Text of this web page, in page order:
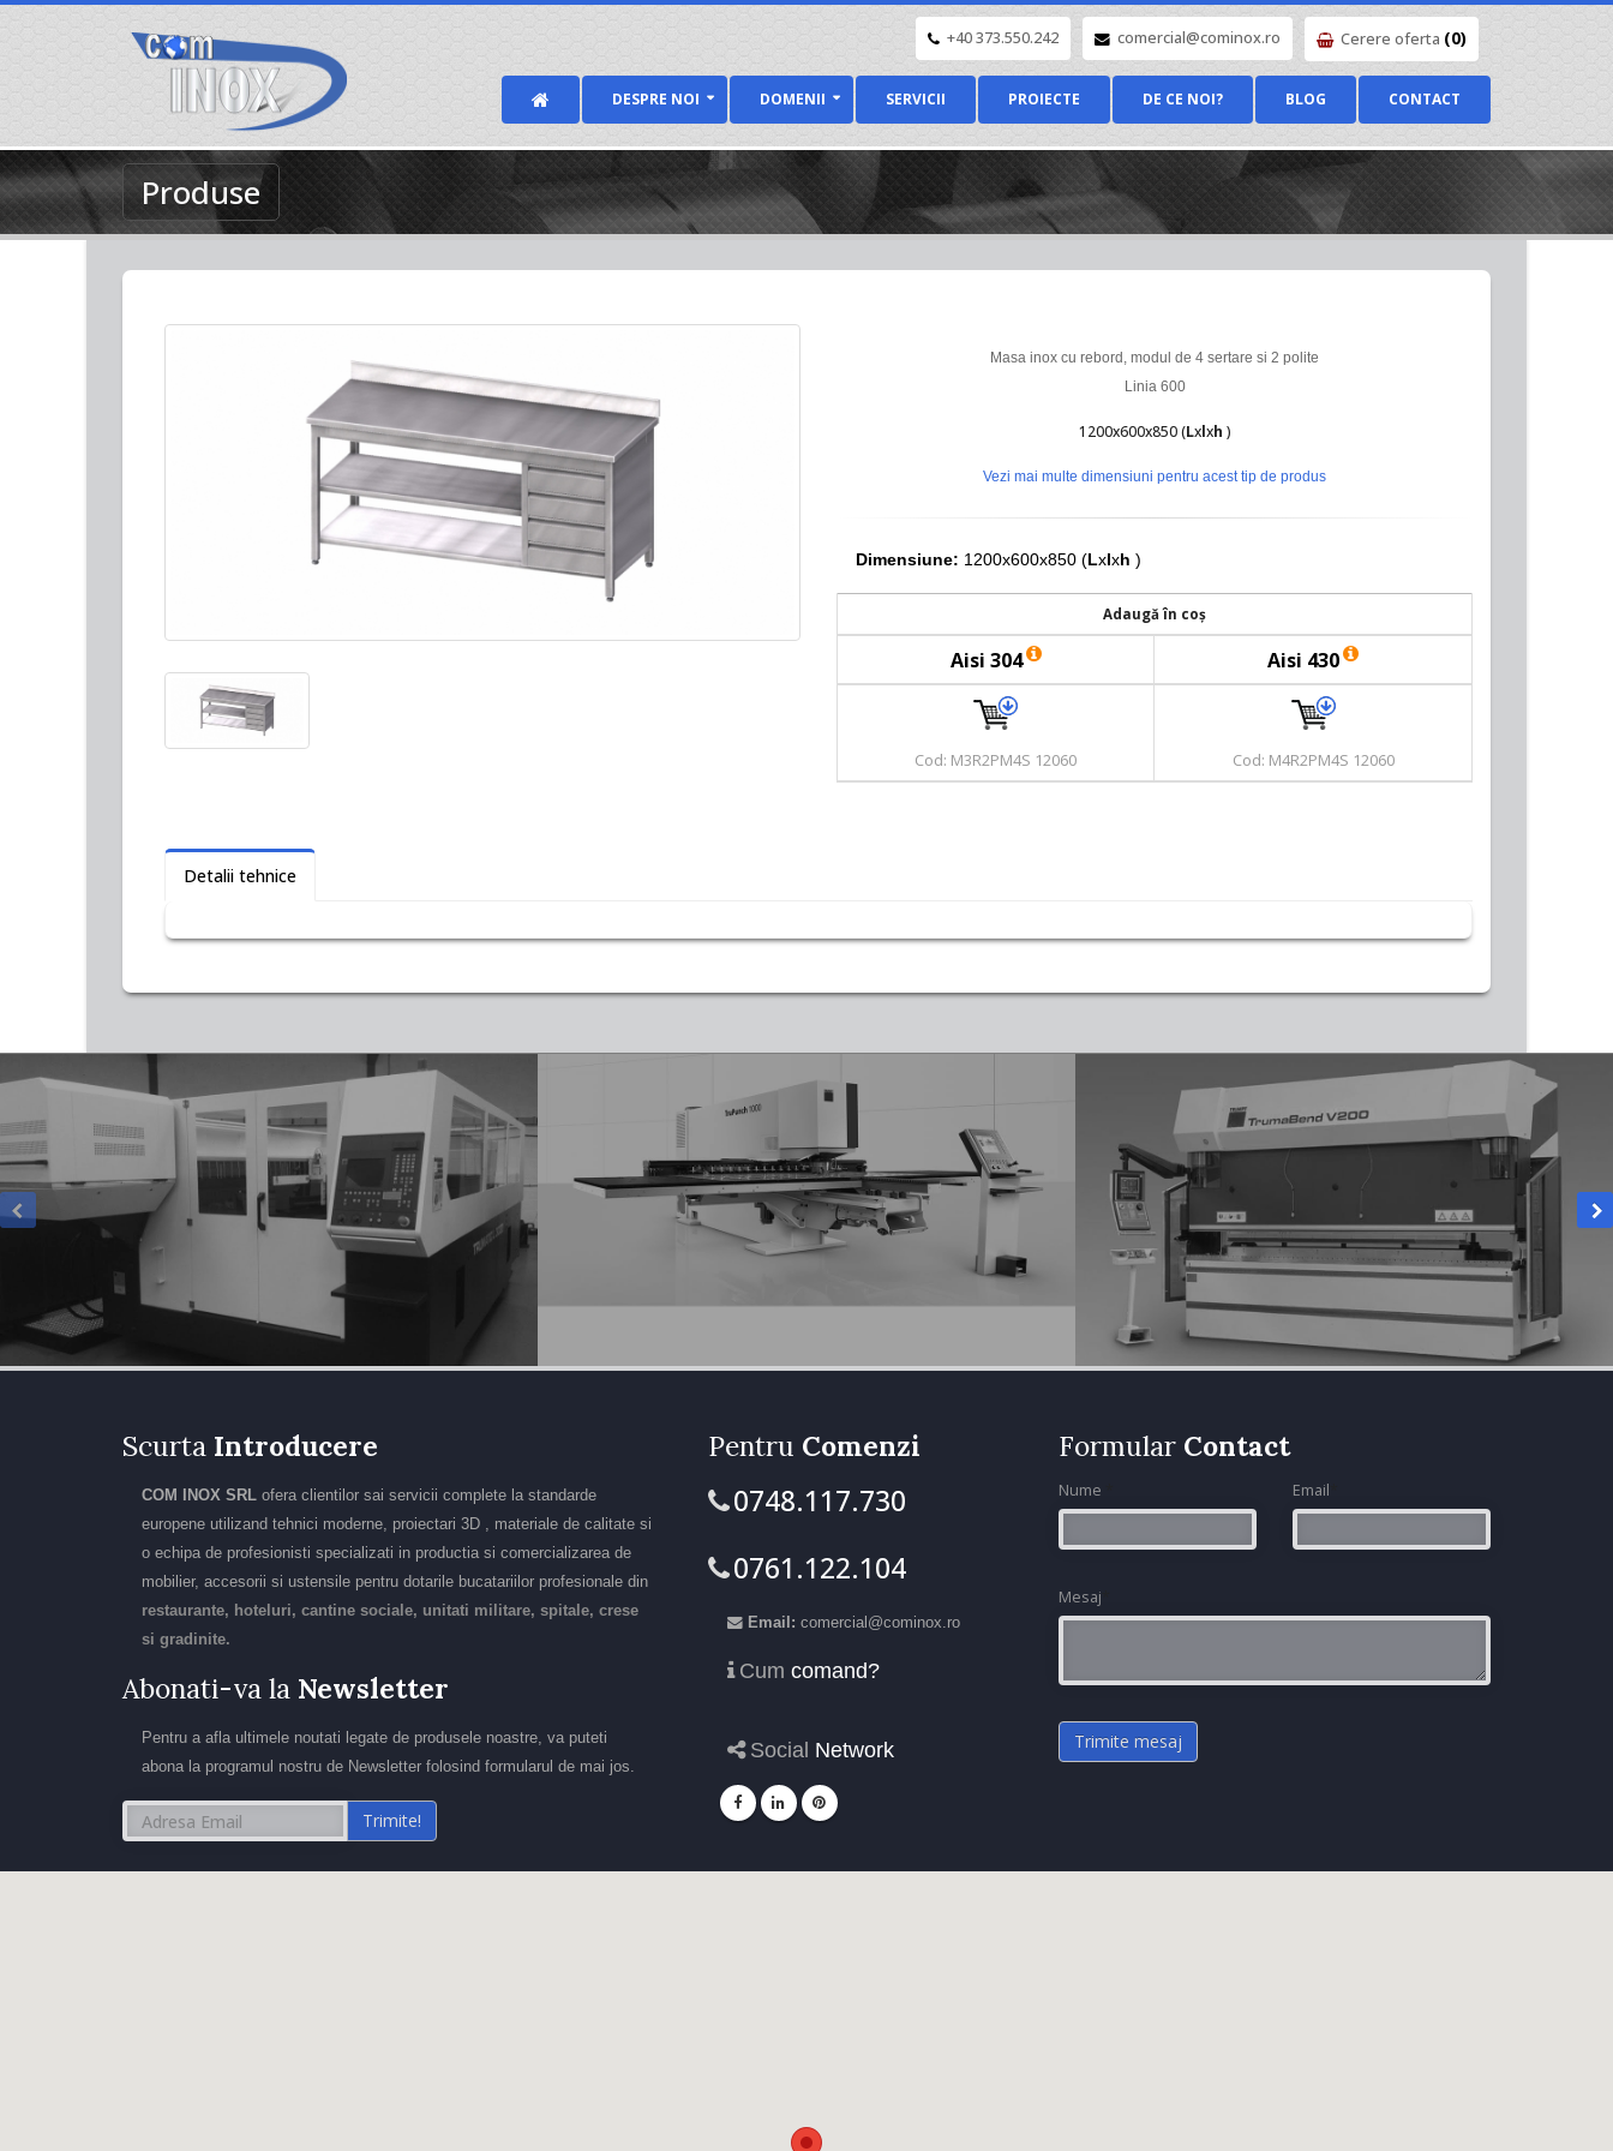
+40 373.550.242 comercial@cominox.ro Cerere oferta (0)
DESPRE NOI DOMENII SERVICII PROIECTE DE CE NOI? BLOG CONTACT
Produse
Masa inox cu rebord, modul de 4 sertare si 2 polite
Linia 600
1200x600x850 (Lxlxh )
Vezi mai multe dimensiuni pentru acest tip de produs
Dimensiune: 1200x600x850 (Lxlxh )
Adaugă în coș
Aisi 304 Aisi 430
Cod: M3R2PM4S 12060 Cod: M4R2PM4S 12060
Detalii tehnice
Scurta Introducere
COM INOX SRL ofera clientilor sai servicii complete la standarde
europene utilizand tehnici moderne, proiectari 3D , materiale de calitate si
o echipa de profesionisti specializati in productia si comercializarea de
mobilier, accesorii si ustensile pentru dotarile bucatariilor profesionale din
restaurante, hoteluri, cantine sociale, unitati militare, spitale, crese
si gradinite.
Abonati-va la Newsletter
Pentru a afla ultimele noutati legate de produsele noastre, va puteti
abona la programul nostru de Newsletter folosind formularul de mai jos.
Trimite!
Pentru Comenzi
0748.117.730
0761.122.104
Email: comercial@cominox.ro
Cum comand?
Social Network
Formular Contact
Nume Email
Mesaj